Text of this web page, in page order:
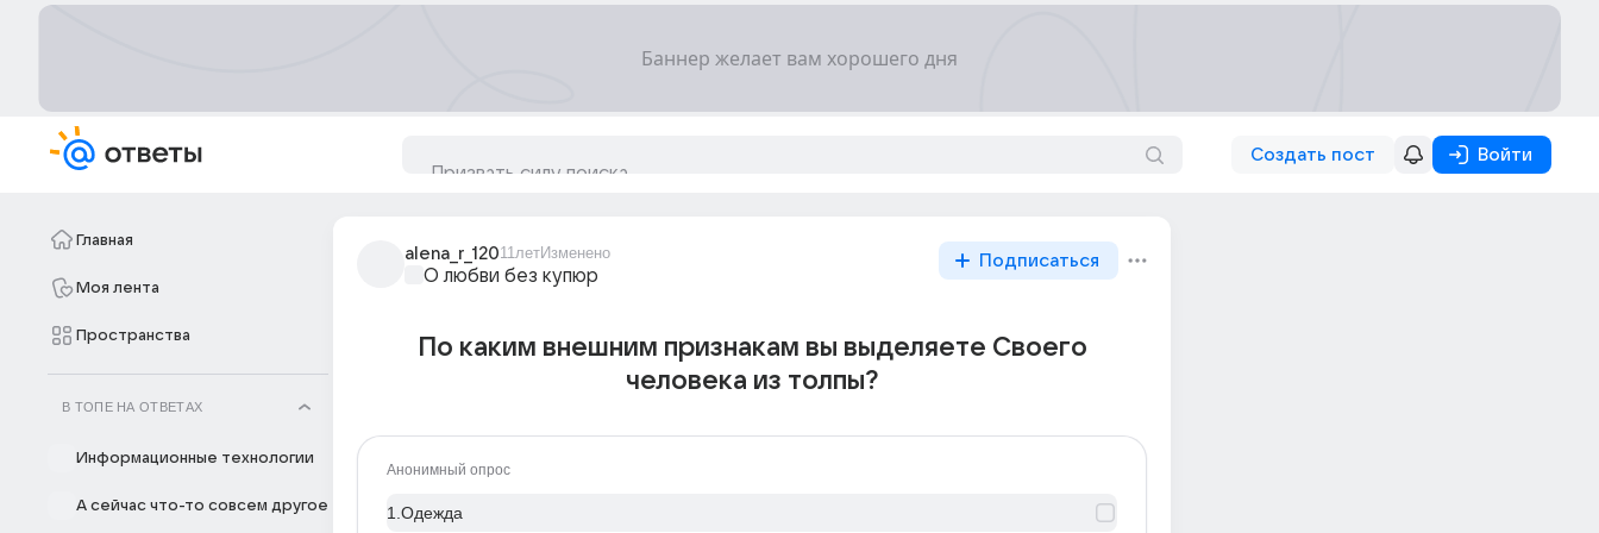
Создать пост Войти
Главная
Моя лента
Пространства
В ТОПЕ НА ОТВЕТАХ
Информационные технологии
А сейчас что-то совсем другое
alena_r_12011летИзменено
О любви без купюр
Подписаться
По каким внешним признакам вы выделяете Своего
человека из толпы?
Анонимный опрос
1.Одежда